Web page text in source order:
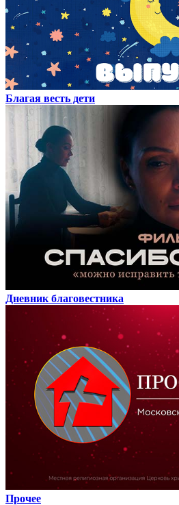
Благая весть дети
Дневник благовестника
Прочее